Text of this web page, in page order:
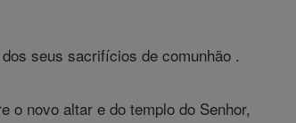
seus sacrifícios de comunhão .
o novo altar e do templo do Senhor,